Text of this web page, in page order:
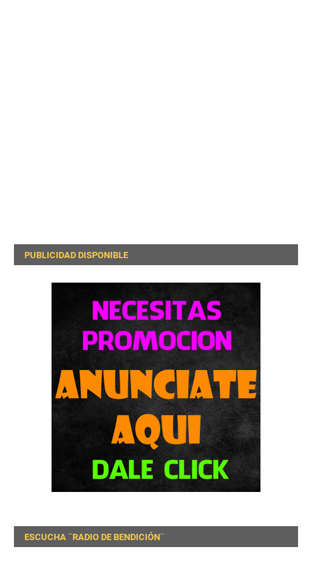
PUBLICIDAD DISPONIBLE
ESCUCHA ¨RADIO DE BENDICIÓN¨